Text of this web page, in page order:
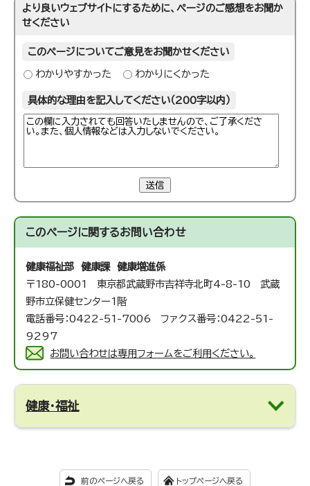
より良いウェブサイトにするために、ページのご感想をお聞か
せください
このページについてご意見をお聞かせください
わかりやすかった わかりにくかった
具体的な理由を記入してください（200字以内）
送信
このページに関するお問い合わせ
健康福祉部 健康課 健康増進係
〒180-0001 東京都武蔵野市吉祥寺北町4-8-10 武蔵
野市立保健センター1階
電話番号：0422-51-7006 ファクス番号：0422-51-
9297
お問い合わせは専用フォームをご利用ください。
健康・福祉
前のページへ戻る トップページへ戻る